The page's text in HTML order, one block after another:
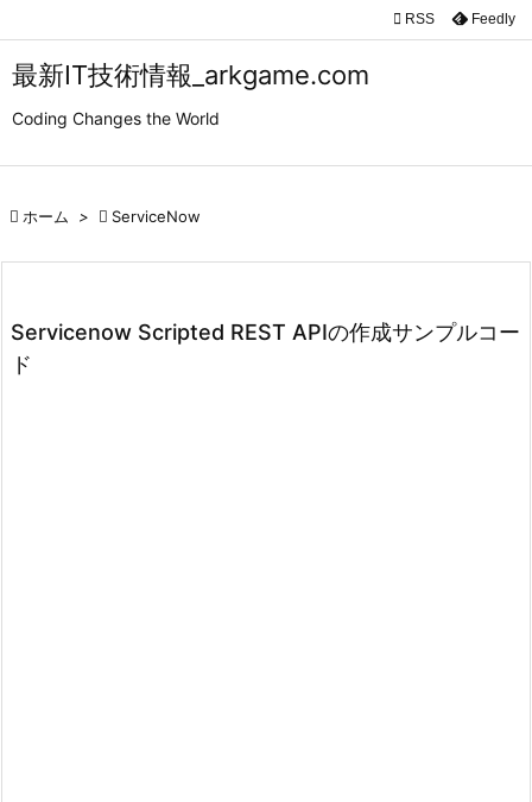
最新IT技術情報_arkgame.com
Coding Changes the World


 RSS Feedly
 ホーム >  ServiceNow
Servicenow Scripted REST APIの作成サンプルコー
ド